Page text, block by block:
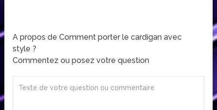
A propos de Comment porter le cardigan avec
style ?
Commentez ou posez votre question